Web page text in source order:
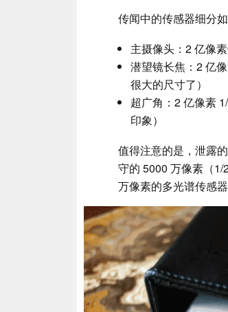
传闻中的传感器细分如
主摄像头：2 亿像
潜望镜长焦：2 亿
很大的尺寸了）
超广角：2 亿像素
印象）
值得注意的是，泄露
守的 5000 万像素（
万像素的多光谱传感